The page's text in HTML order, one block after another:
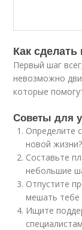
Как
Первый шаг
невозможно
которые
Советы для
Определите
новой жизни?
Составьте
небольшие
Отпустите
мешать тебе
Ищите